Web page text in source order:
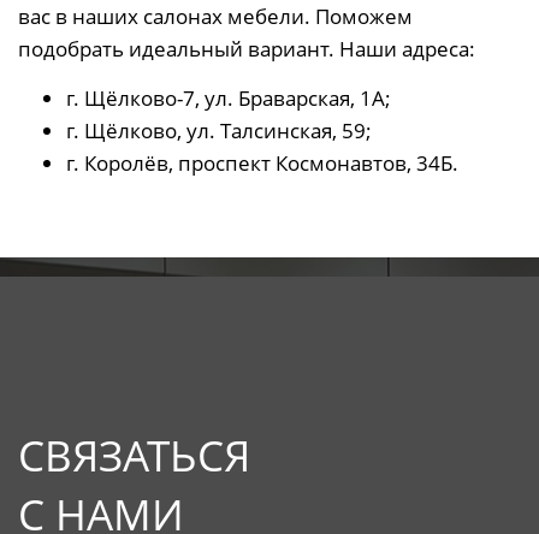
вас в наших салонах мебели. Поможем
подобрать идеальный вариант. Наши адреса:
г. Щёлково-7, ул. Браварская, 1А;
г. Щёлково, ул. Талсинская, 59;
г. Королёв, проспект Космонавтов, 34Б.
СВЯЗАТЬСЯ
С НАМИ